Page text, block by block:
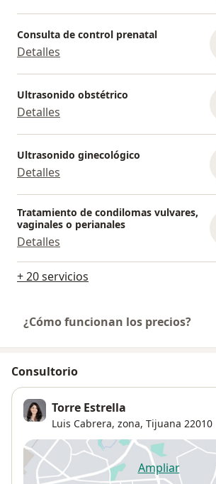
Consulta de control prenatal
Detalles
Ultrasonido obstétrico
Detalles
Ultrasonido ginecológico
Detalles
Tratamiento de condilomas vulvares,
vaginales o perianales
Detalles
+ 20 servicios
¿Cómo funcionan los precios?
Consultorio
Torre Estrella
Luis Cabrera, zona, Tijuana 22010
Ampliar
se abre